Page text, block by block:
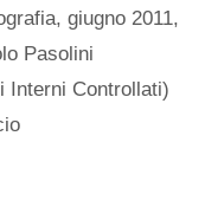
,giugno 2011,
Pasolini
Interni Controllati)